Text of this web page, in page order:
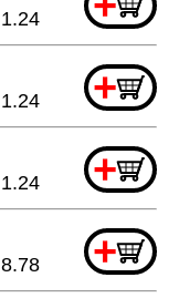
1.24
+
1.24
+
1.24
+
8.78